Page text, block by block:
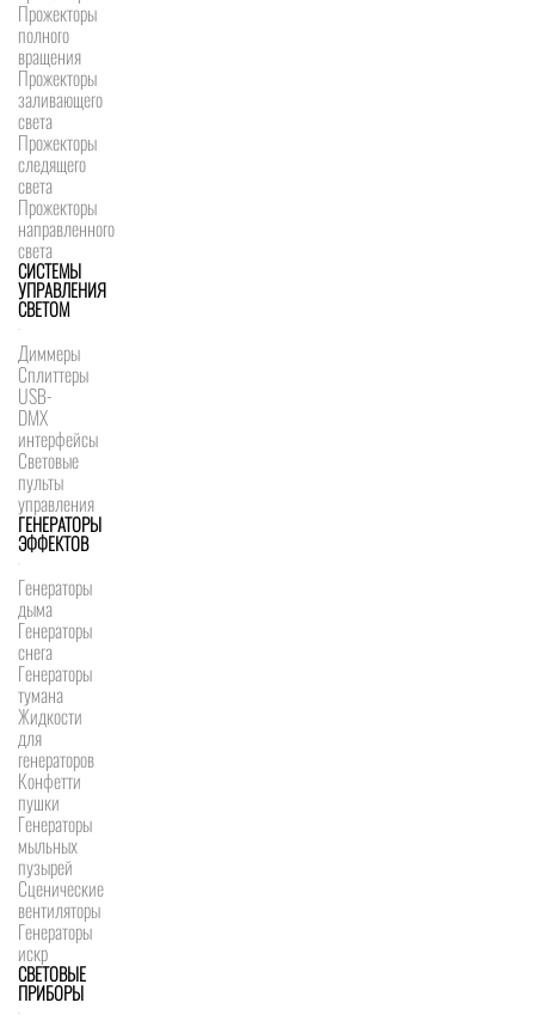
Прожекторы
полного
вращения
Прожекторы
заливающего
света
Прожекторы
следящего
света
Прожекторы
направленного
света
СИСТЕМЫ
УПРАВЛЕНИЯ
СВЕТОМ
Диммеры
Сплиттеры
USB-
DMX
интерфейсы
Световые
пульты
управления
ГЕНЕРАТОРЫ
ЭФФЕКТОВ
Генераторы
дыма
Генераторы
снега
Генераторы
тумана
Жидкости
для
генераторов
Конфетти
пушки
Генераторы
мыльных
пузырей
Сценические
вентиляторы
Генераторы
искр
СВЕТОВЫЕ
ПРИБОРЫ